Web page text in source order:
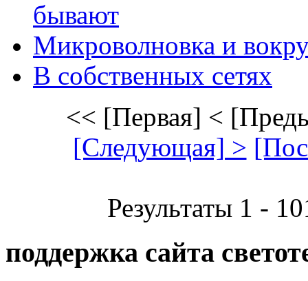
бывают
Микроволновка и
В собственных сетях
<< [Первая] <
[Следующая] >
Результаты 1 -
поддержка сайта